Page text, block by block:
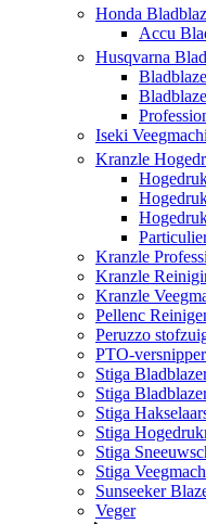
Honda
Accu
Husqvarna
Iseki
Kranzle
Kranzle
Kranzle
Kranzle
Pellenc
Peruzzo
PTO-
Stiga
Stiga
Stiga
Stiga
Stiga
Stiga
Sunseeker
Veger